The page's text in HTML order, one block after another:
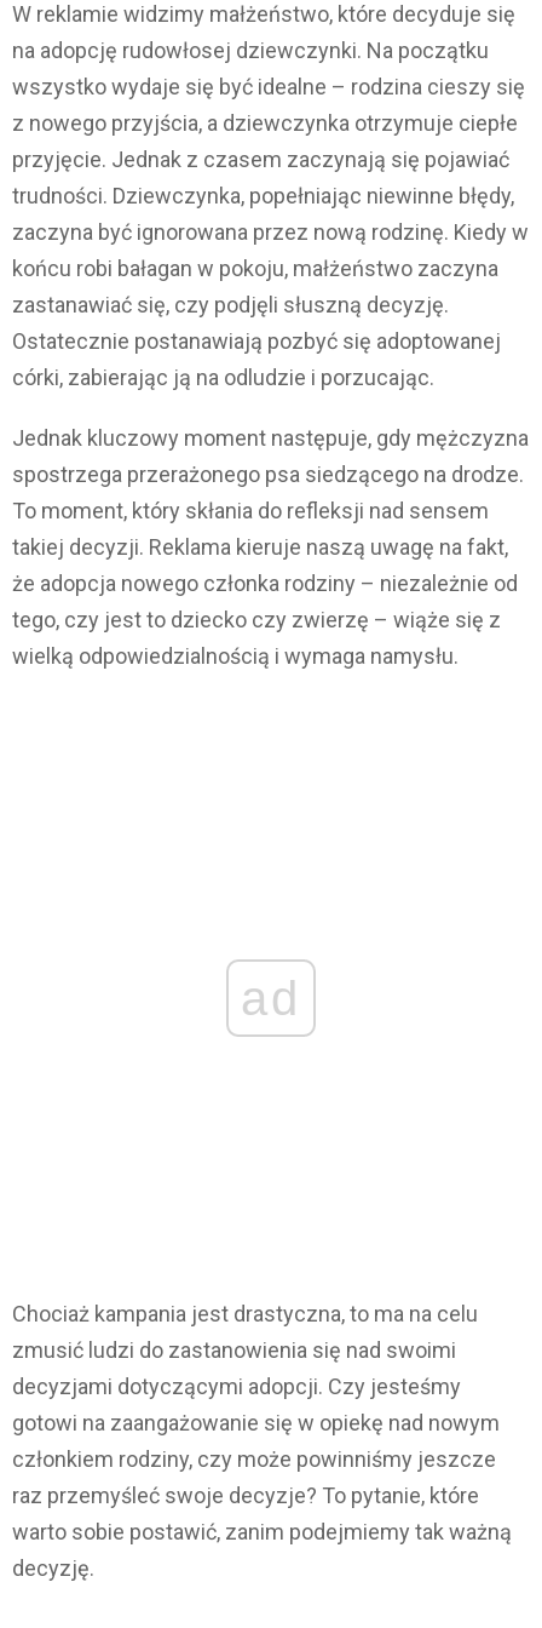
W reklamie widzimy małżeństwo, które decyduje się
na adopcję rudowłosej dziewczynki. Na początku
wszystko wydaje się być idealne – rodzina cieszy się
z nowego przyjścia, a dziewczynka otrzymuje ciepłe
przyjęcie. Jednak z czasem zaczynają się pojawiać
trudności. Dziewczynka, popełniając niewinne błędy,
zaczyna być ignorowana przez nową rodzinę. Kiedy w
końcu robi bałagan w pokoju, małżeństwo zaczyna
zastanawiać się, czy podjęli słuszną decyzję.
Ostatecznie postanawiają pozbyć się adoptowanej
córki, zabierając ją na odludzie i porzucając.
Jednak kluczowy moment następuje, gdy mężczyzna
spostrzega przerażonego psa siedzącego na drodze.
To moment, który skłania do refleksji nad sensem
takiej decyzji. Reklama kieruje naszą uwagę na fakt,
że adopcja nowego członka rodziny – niezależnie od
tego, czy jest to dziecko czy zwierzę – wiąże się z
wielką odpowiedzialnością i wymaga namysłu.
ad
Chociaż kampania jest drastyczna, to ma na celu
zmusić ludzi do zastanowienia się nad swoimi
decyzjami dotyczącymi adopcji. Czy jesteśmy
gotowi na zaangażowanie się w opiekę nad nowym
członkiem rodziny, czy może powinniśmy jeszcze
raz przemyśleć swoje decyzje? To pytanie, które
warto sobie postawić, zanim podejmiemy tak ważną
decyzję.